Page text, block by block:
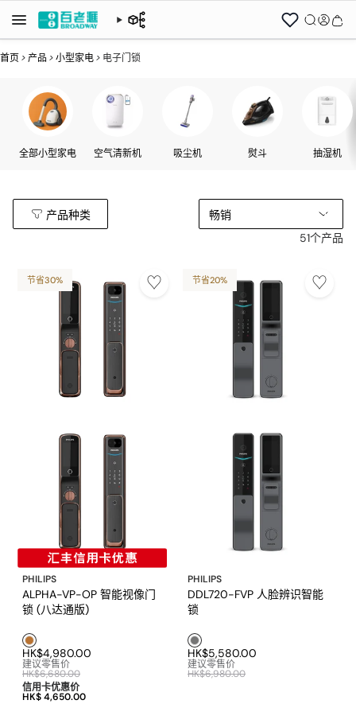
首页>产品 >小型家电> 电子门锁
全部小型家电 空气清新机 吸尘机 熨斗 抽湿机
产品种类
畅销
51个产品
节省30%
PHILIPS
ALPHA-VP-OP 智能视像门
锁 (八达通版)
铜色
HK$4,980.00
建议零售价
HK$6,680.00
信用卡优惠价
HK$ 4,650.00
节省20%
PHILIPS
DDL720-FVP 人脸辨识智能
锁
灰色1
HK$5,580.00
建议零售价
HK$6,980.00